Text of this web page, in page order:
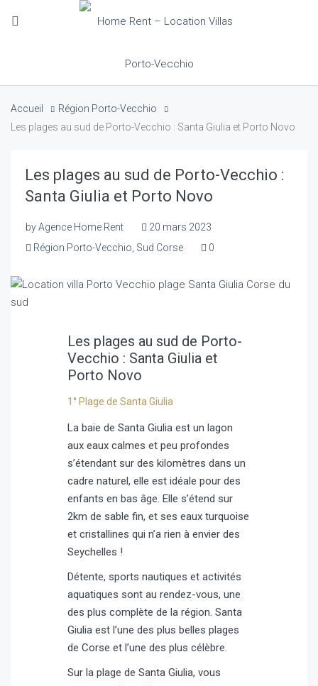
Accueil
Région Porto-Vecchio
Les plages au sud de Porto-Vecchio : Santa Giulia et Porto Novo
Les plages au sud de Porto-Vecchio :
Santa Giulia et Porto Novo
byAgence Home Rent
20 mars 2023
Région Porto-Vecchio Sud Corse 0
Les plages au sud de Porto-
Vecchio : Santa Giulia et
Porto Novo
1° Plage de Santa Giulia
La baie de Santa Giulia est un lagon
aux eaux calmes et peu profondes
s’étendant sur des kilomètres dans un
cadre naturel, elle est idéale pour des
enfants en bas âge. Elle s’étend sur
2km de sable fin, et ses eaux turquoise
et cristallines qui n’a rien à envier des
Seychelles !
Détente, sports nautiques et activités
aquatiques sont au rendez-vous, une
des plus complète de la région. Santa
Giulia est l’une des plus belles plages
de Corse et l’une des plus célèbre.
Sur la plage de Santa Giulia, vous